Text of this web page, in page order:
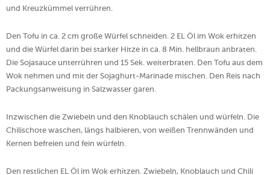
und Kreuzkümmel verrühren.
Den Tofu in ca. 2 cm große Würfel schneiden. 2 EL Öl im Wok erhitzen
und die Würfel darin bei starker Hitze in ca. 8 Min. hellbraun anbraten.
Die Sojasauce unterrühren und 15 Sek. weiterbraten. Den Tofu aus dem
Wok nehmen und mit der Sojaghurt-Marinade mischen. Den Reis nach
Packungsanweisung in Salzwasser garen.
Inzwischen die Zwiebeln und den Knoblauch schälen und würfeln. Die
Chilischote waschen, längs halbieren, von weißen Trennwänden und
Kernen befreien und fein würfeln.
Den restlichen EL Öl im Wok erhitzen. Zwiebeln, Knoblauch und Chili